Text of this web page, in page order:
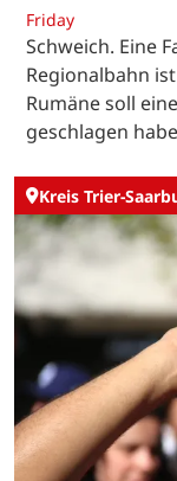
Friday
Schweich. Eine
Regionalbahn
Rumäne soll
geschlagen
Kreis Trier-